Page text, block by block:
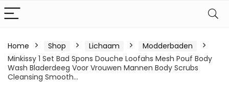
Home Shop Lichaam
Modderbaden
Minkissy 1 Set Bad Spons Douche Loofahs Mesh Pouf Body
Wash Bladerdeeg Voor Vrouwen Mannen Body Scrubs
Cleansing Smooth…